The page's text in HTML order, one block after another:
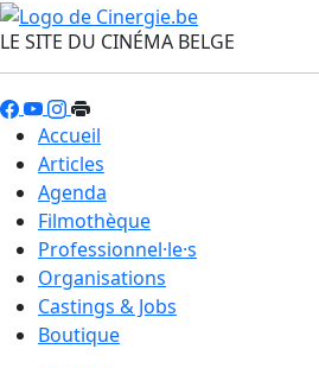
LE SITE DU CINÉMA BELGE
Accueil
Articles
Agenda
Filmothèque
Professionnel·le·s
Organisations
Castings & Jobs
Boutique